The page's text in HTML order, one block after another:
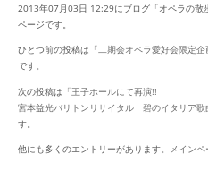
2013年07月03日 12:29にブログ「オペラの散
ページです。
ひとつ前の投稿は「二期会オペラ愛好会限定
です。
次の投稿は「王子ホールにて再演!!
宮本益光バリトンリサイタル 碧のイタリア歌
す。
他にも多くのエントリーがあります。 メインペ